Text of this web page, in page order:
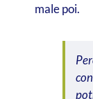
male poi.